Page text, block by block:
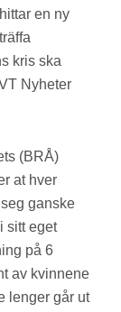
en ny
kris ska
Nyheter
(BRÅ)
at hver
ganske
sitt eget
på 6
av kvinnene
lenger går ut